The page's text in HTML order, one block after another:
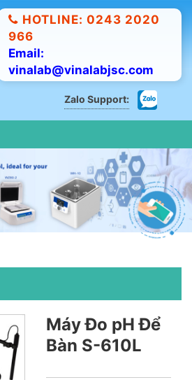
HOTLINE: 0243 2020
966
Email:
vinalab@vinalabjsc.com
Zalo Support:
Máy Đo pH Để
Bàn S-610L